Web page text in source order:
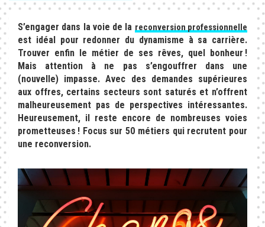
S’engager dans la voie de la reconversion professionnelle
est idéal pour redonner du dynamisme à sa carrière.
Trouver enfin le métier de ses rêves, quel bonheur !
Mais attention à ne pas s’engouffrer dans une
(nouvelle) impasse. Avec des demandes supérieures
aux offres, certains secteurs sont saturés et n’offrent
malheureusement pas de perspectives intéressantes.
Heureusement, il reste encore de nombreuses voies
prometteuses ! Focus sur 50 métiers qui recrutent pour
une reconversion.